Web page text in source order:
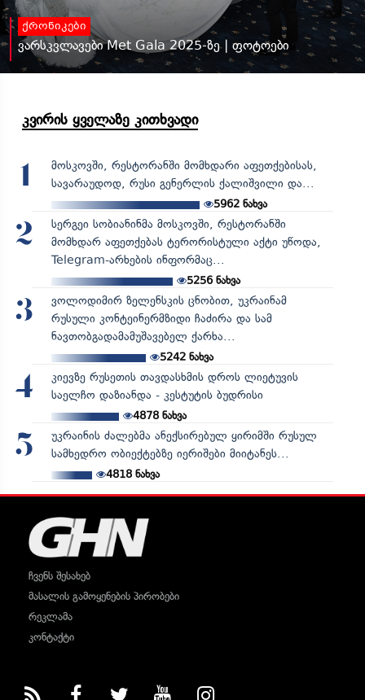
ქრონიკები
ვარსკვლავები Met Gala 2025-ზე | ფოტოები
კვირის ყველაზე კითხვადი
1
მოსკოვში, რესტორანში მომხდარი აფეთქებისას,
სავარაუდოდ, რუსი გენერლის ქალიშვილი და...
5962 ნახვა
2
სერგეი სობიანინმა მოსკოვში, რესტორანში
მომხდარ აფეთქებას ტერორისტული აქტი უწოდა,
Telegram-არხების ინფორმაც...
5256ნახვა
3
ვოლოდიმირ ზელენსკის ცნობით, უკრაინამ
რუსული კონტეინერმზიდი ჩაძირა და სამ
ნავთობგადამამუშავებელ ქარხა...
5242ნახვა
4
კიევზე რუსეთის თავდასხმის დროს ლიეტუვის
საელჩო დაზიანდა - კესტუტის ბუდრისი
4878ნახვა
5
უკრაინის ძალებმა ანექსირებულ ყირიმში რუსულ
სამხედრო ობიექტებზე იერიშები მიიტანეს...
4818ნახვა
ჩვენს შესახებ
მასალის გამოყენების პირობები
რეკლამა
კონტაქტი